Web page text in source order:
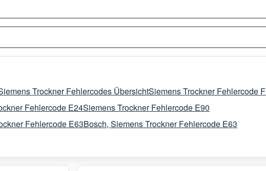
Trockner Fehlercodes ÜbersichtSiemens Trockner Fehlercode
Fehlercode E24Siemens Trockner Fehlercode E90
Fehlercode E63Bosch, Siemens Trockner Fehlercode E63